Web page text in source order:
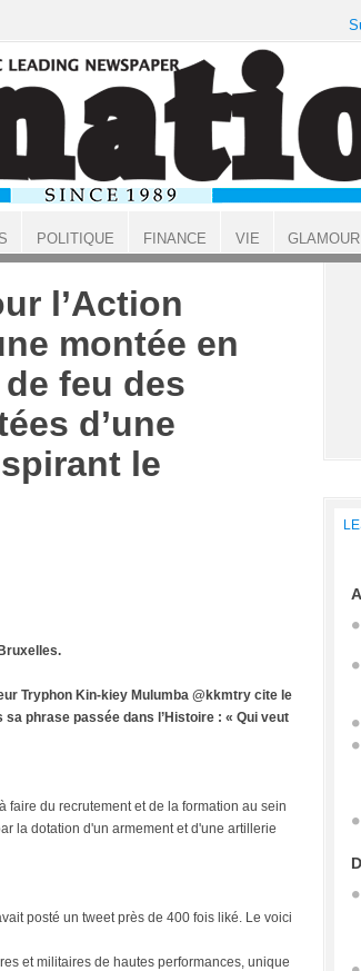
l’Action
montée en
feu des
d’une
le
Tryphon Kin-kiey Mulumba @kkmtry cite le
phrase passée dans l’Histoire : « Qui veut
faire du recrutement et de la formation au sein
la dotation d'un armement et d'une artillerie
posté un tweet près de 400 fois liké. Le voici
et militaires de hautes performances, unique
POLITIQUE FINANCE VIE GLAMOUR